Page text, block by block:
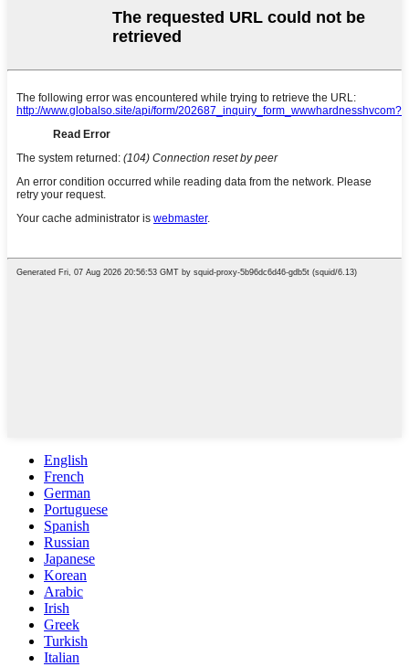
English
French
German
Portuguese
Spanish
Russian
Japanese
Korean
Arabic
Irish
Greek
Turkish
Italian